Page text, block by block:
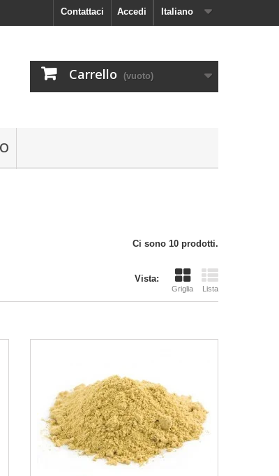
Italiano
Accedi
Contattaci
Carrello (vuoto)
Ci sono 10 prodotti.
Vista:
Griglia Lista